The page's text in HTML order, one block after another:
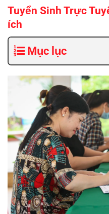
Tuyển Sinh Trực
ích
Mục lục